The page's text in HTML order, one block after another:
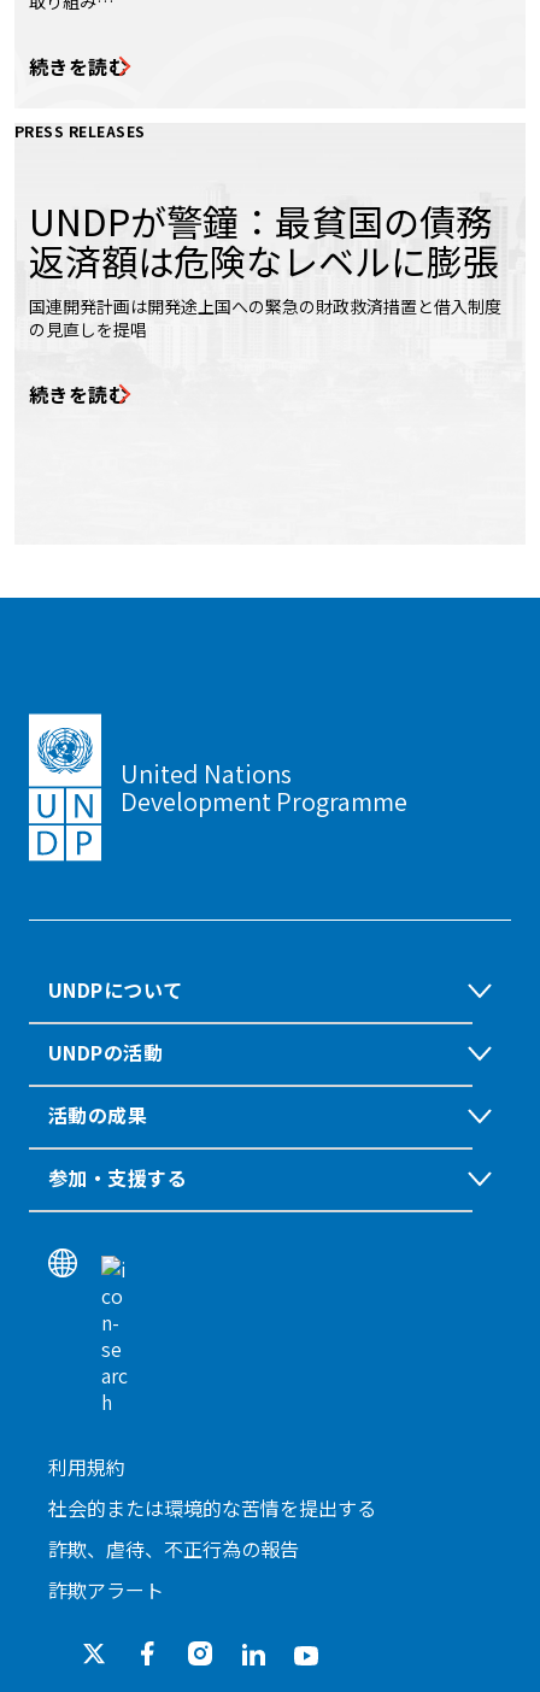
続きを読む
PRESS RELEASES
UNDPが警鐘：最貧国の債務
返済額は危険なレベルに膨張
国連開発計画は開発途上国への緊急の財政救済措置と借入制度
の見直しを提唱
続きを読む
United Nations
Development Programme
UNDPについて
UNDPの活動
活動の成果
参加・支援する
利用規約
社会的または環境的な苦情を提出する
詐欺、虐待、不正行為の報告
詐欺アラート